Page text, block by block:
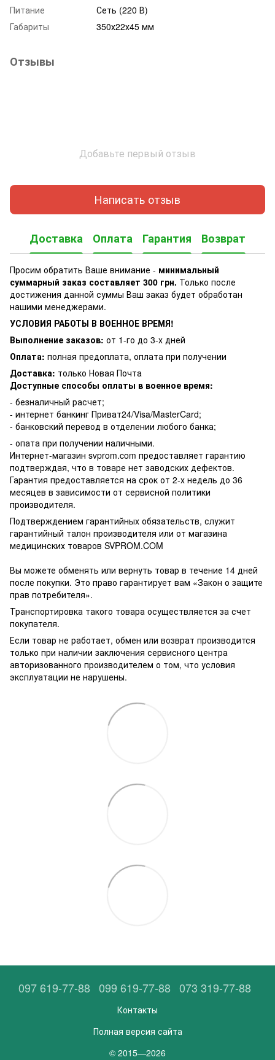
Питание
Сеть (220 В)
Габариты
350х22х45 мм
Отзывы
Добавьте первый отзыв
Написать отзыв
Доставка Оплата Гарантия Возврат
Просим обратить Ваше внимание - минимальный
суммарный заказ составляет 300 грн. Только после
достижения данной суммы Ваш заказ будет обработан
нашими менеджерами.
УСЛОВИЯ РАБОТЫ В ВОЕННОЕ ВРЕМЯ!
Выполнение заказов: от 1-го до 3-х дней
Оплата: полная предоплата, оплата при получении
Доставка: только Новая Почта
Доступные способы оплаты в военное время:
- безналичный расчет;
- интернет банкинг Приват24/Visa/MasterCard;
- банковский перевод в отделении любого банка;
- опата при получении наличными.
Интернет-магазин svprom.com предоставляет гарантию
подтверждая, что в товаре нет заводских дефектов.
Гарантия предоставляется на срок от 2-х недель до 36
месяцев в зависимости от сервисной политики
производителя.
Подтверждением гарантийных обязательств, служит
гарантийный талон производителя или от магазина
медицинских товаров SVPROM.COM
Вы можете обменять или вернуть товар в течение 14 дней
после покупки. Это право гарантирует вам «Закон о защите
прав потребителя».
Транспортировка такого товара осуществляется за счет
покупателя.
Если товар не работает, обмен или возврат производится
только при наличии заключения сервисного центра
авторизованного производителем о том, что условия
эксплуатации не нарушены.
097 619-77-88 099 619-77-88 073 319-77-88
Контакты
Полная версия сайта
© 2015—2026